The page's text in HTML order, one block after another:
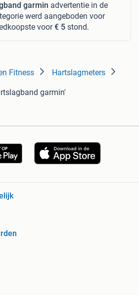
garmin advertentie in de
werd aangeboden voor
voor€ 5 stond.
Fitness Hartslagmeters
garmin'